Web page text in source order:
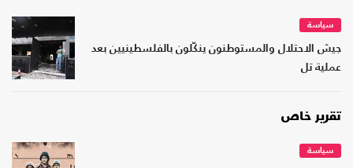
سياسة
جيش الاحتلال والمستوطنون ينكّلون بالفلسطينيين بعد
عملية تل
تقرير خاص
سياسة